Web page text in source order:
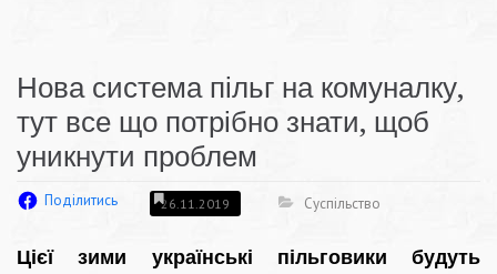
Нова система пільг на комуналку,
тут все що потрібно знати, щоб
уникнути проблем
Поділитись 26.11.2019 Суспільство
Цієї зими українські пільговики будуть